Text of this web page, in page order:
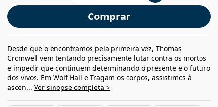
Comprar
Desde que o encontramos pela primeira vez, Thomas
Cromwell vem tentando precisamente lutar contra os mortos
e impedir que continuem determinando o presente e o futuro
dos vivos. Em Wolf Hall e Tragam os corpos, assistimos à
ascen... Ver sinopse completa >